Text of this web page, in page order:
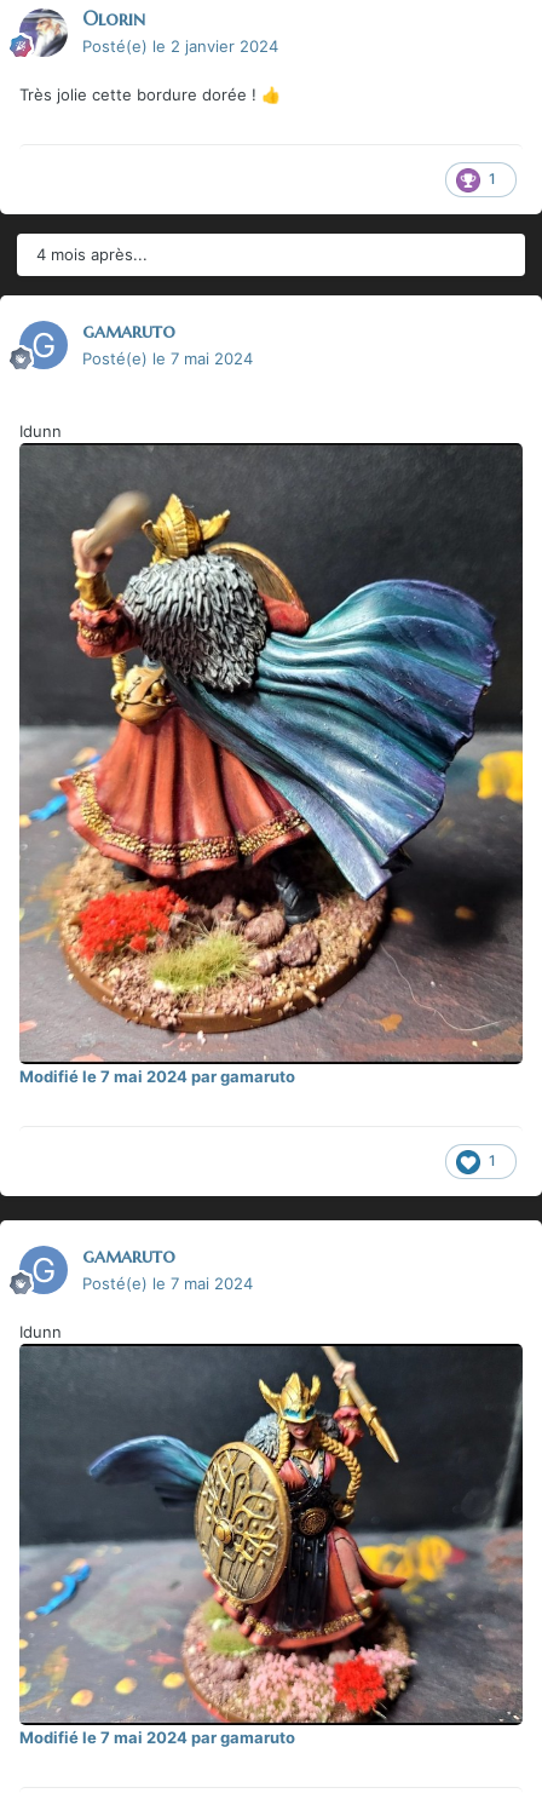
Olorin
Posté(e) le 2 janvier 2024
Très jolie cette bordure dorée ! 👍
1
4 mois après...
gamaruto
Posté(e) le 7 mai 2024
Idunn
Modifiéle 7 mai 2024par gamaruto
1
gamaruto
Posté(e) le 7 mai 2024
Idunn
Modifiéle 7 mai 2024par gamaruto